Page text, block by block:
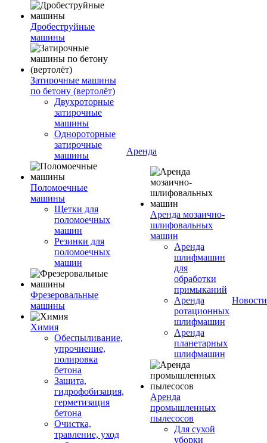
Дробеструйные
машины
Затирочные машины
по бетону (вертолёт)
Двухроторные
затирочные
машины
Однороторные
затирочные
машины
Поломоечные
машины
Щетки для
поломоечных
машин
Резинки для
поломоечных
машин
Фрезеровальные
машины
Химия
Обеспыливание,
упрочнение,
полировка
бетона
Защита,
гидрофобизация,
герметизация
бетона
Очистка,
травление, уход
Аренда
Аренда мозаично-
шлифовальных
машин
Аренда
шлифмашин
для
обработки
примыканий
Аренда
ротационных
шлифмашин
Аренда
планетарных
шлифмашин
Аренда
промышленных
пылесосов
Для сухой
уборки
Новости